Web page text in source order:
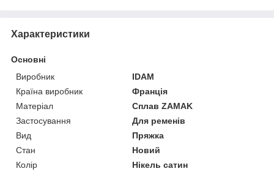
Характеристики
Основні
Виробник
IDAM
Країна виробник
Франція
Матеріал
Сплав ZAMAK
Застосування
Для ременів
Вид
Пряжка
Стан
Новий
Колір
Нікель сатин